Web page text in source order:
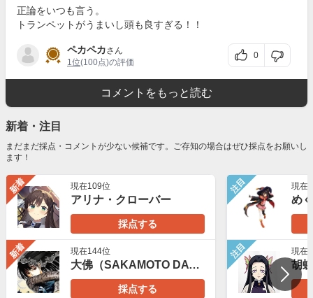
正論をいつも言う。
トランペットがうまいし頭も良すぎる！！
ペカペカさん
1位(100点)の評価
0
コメントをもっと読む
新着・注目
まだまだ採点・コメントが少ない候補です。ご存知の場合はぜひ採点をお願いし
ます！
新着 現在109位
アリナ・クローバー
採点する
新着 現在144位
大佛（SAKAMOTO DAYS）
採点する
注目 現在
注目 現在